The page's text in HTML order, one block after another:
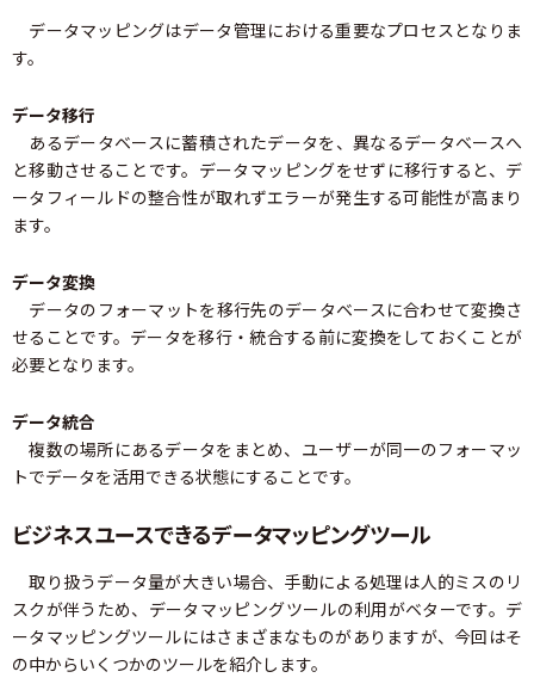
データマッピングはデータ管理における重要なプロセスとなりま
す。
データ移行
あるデータベースに蓄積されたデータを、異なるデータベースへ
と移動させることです。データマッピングをせずに移行すると、デ
ータフィールドの整合性が取れずエラーが発生する可能性が高まり
ます。
データ変換
データのフォーマットを移行先のデータベースに合わせて変換さ
せることです。データを移行・統合する前に変換をしておくことが
必要となります。
データ統合
複数の場所にあるデータをまとめ、ユーザーが同一のフォーマッ
トでデータを活用できる状態にすることです。
ビジネスユースできるデータマッピングツール
取り扱うデータ量が大きい場合、手動による処理は人的ミスのリ
スクが伴うため、データマッピングツールの利用がベターです。デ
ータマッピングツールにはさまざまなものがありますが、今回はそ
の中からいくつかのツールを紹介します。